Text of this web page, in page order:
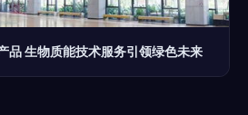
品 生物质能技术服务引领绿色未来